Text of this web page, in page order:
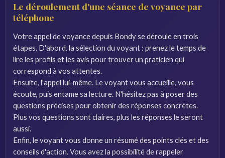
Le déroulement d'une séance de voyance par
téléphone
Votre appel de voyance depuis Bondy se déroule en trois
étapes. D'abord, la sélection du voyant : prenez le temps de
lire les profils et les avis pour trouver un praticien qui
correspond à vos attentes.
Ensuite, l'appel lui-même. Le voyant vous accueille, vous
écoute, puis entame sa lecture. N'hésitez pas à poser des
questions précises pour obtenir des réponses concrètes.
Plus vos questions sont claires, plus les réponses le seront
aussi.
Enfin, le voyant vous donne un résumé des points clés et des
conseils d'action. Vous avez la possibilité de rappeler